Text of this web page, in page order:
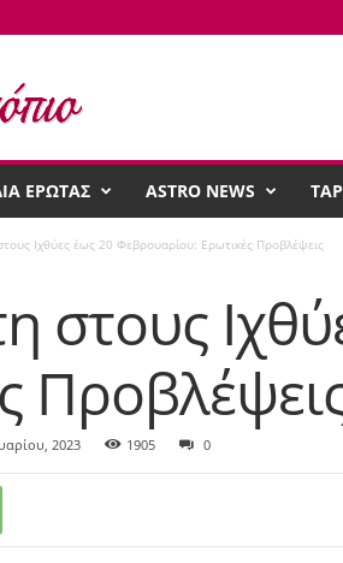
ΕΡΩΤΑΣ ASTRO NEWS
Ιχθύες έως 20 Φεβρουαρίου: Ερωτικές Προβλέψεις
στους
2023 1905 0